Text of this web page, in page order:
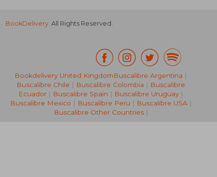
NT$ 1,987
BookDelivery. All Rights Reserved.
Bookdelivery United KingdomBuscalibre Argentina |
Buscalibre Chile | Buscalibre Colombia | Buscalibre
Ecuador | Buscalibre Spain | Buscalibre Uruguay |
Buscalibre Mexico | Buscalibre Peru | Buscalibre USA|
Buscalibre Other Countries|